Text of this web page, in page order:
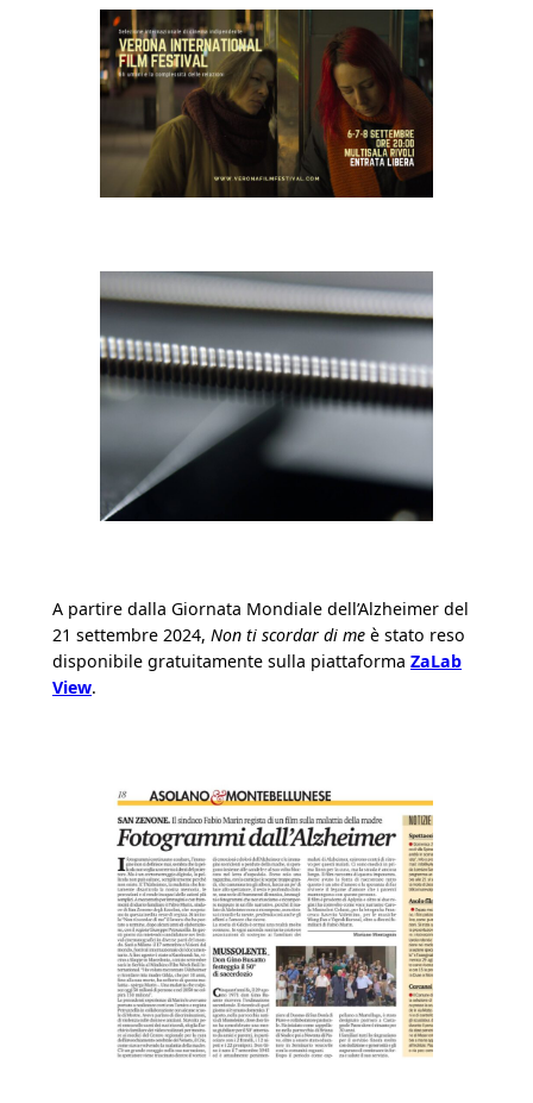
A partire dalla Giornata Mondiale dell’Alzheimer del
21 settembre 2024, Non ti scordar di me è stato reso
disponibile gratuitamente sulla piattaforma ZaLab
View.